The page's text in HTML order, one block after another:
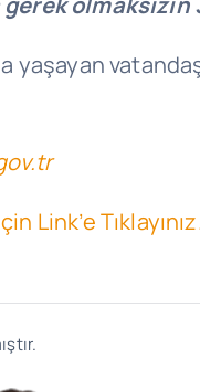
yaşayan
Link’e